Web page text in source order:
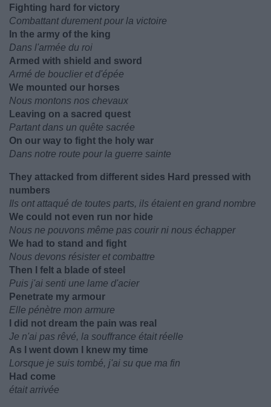
Fighting hard for victory
Combattant durement pour la victoire
In the army of the king
Dans l'armée du roi
Armed with shield and sword
Armé de bouclier et d'épée
We mounted our horses
Nous montons nos chevaux
Leaving on a sacred quest
Partant dans un quête sacrée
On our way to fight the holy war
Dans notre route pour la guerre sainte
They attacked from different sides Hard pressed with
numbers
Ils ont attaqué de toutes parts, ils étaient en grand nombre
We could not even run nor hide
Nous ne pouvons même pas courir ni nous échapper
We had to stand and fight
Nous devons résister et combattre
Then I felt a blade of steel
Puis j'ai senti une lame d'acier
Penetrate my armour
Elle pénètre mon armure
I did not dream the pain was real
Je n'ai pas rêvé, la souffrance était réelle
As I went down I knew my time
Lorsque je suis tombé, j'ai su que ma fin
Had come
était arrivée